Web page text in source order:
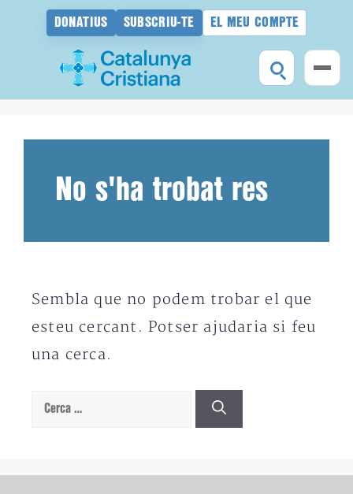
DONATIUS SUBSCRIU-TE EL MEU COMPTE
No s'ha trobat res
Sembla que no podem trobar el que
esteu cercant. Potser ajudaria si feu
una cerca.
Cerca: